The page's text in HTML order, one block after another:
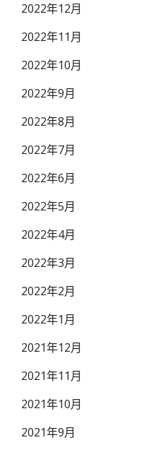
2022年12月
2022年11月
2022年10月
2022年9月
2022年8月
2022年7月
2022年6月
2022年5月
2022年4月
2022年3月
2022年2月
2022年1月
2021年12月
2021年11月
2021年10月
2021年9月